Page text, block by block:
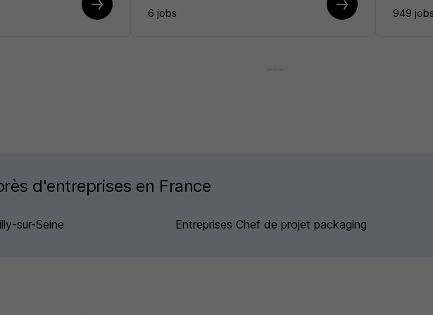
6 jobs 949 jobs
d'entreprises en France
sur-Seine Entreprises Chef de projet packaging